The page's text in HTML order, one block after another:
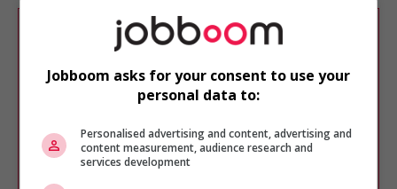
Désolé, cette recherche n'a produit aucun
résultat.
Veuillez faire une nouvelle recherche.
Vous pouvez en tout temps utiliser nos
chercher un poste selon votre profil
d'intérêt en emploi en vousinscrivant
comme membre Jobboom.
Jobboom asks for your consent to use your
personal data to:
Personalised advertising and content, advertising and
content measurement, audience research and
services development